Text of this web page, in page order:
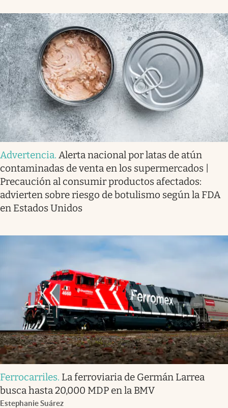
Advertencia. Alerta nacional por latas de atún
contaminadas de venta en los supermercados |
Precaución al consumir productos afectados:
advierten sobre riesgo de botulismo según la FDA
en Estados Unidos
Ferrocarriles. La ferroviaria de Germán Larrea
busca hasta 20,000 MDP en la BMV
Estephanie Suárez